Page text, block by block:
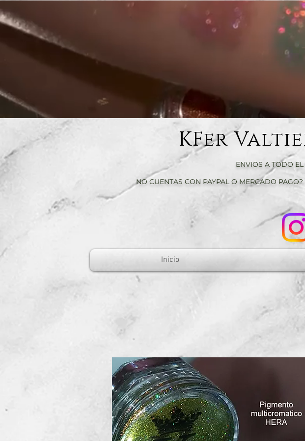
KFer
ENVIOS A TODO
NO CUENTAS CON PAYPAL O MERCADO
Inicio